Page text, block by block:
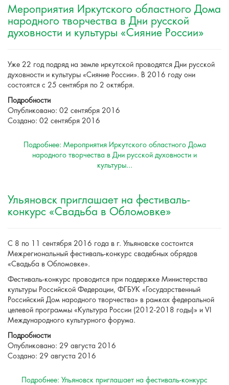
Мероприятия Иркутского областного Дома
народного творчества в Дни русской
духовности и культуры «Сияние России»
Уже 22 год подряд на земле иркутской проводятся Дни русской
духовности и культуры «Сияние России». В 2016 году они
состоятся с 25 сентября по 2 октября.
Подробности
Опубликовано: 02 сентября 2016
Создано: 02 сентября 2016
Подробнее: Мероприятия Иркутского областного Дома
народного творчества в Дни русской духовности и
культуры...
Ульяновск приглашает на фестиваль-
конкурс «Свадьба в Обломовке»
С 8 по 11 сентября 2016 года в г. Ульяновске состоится
Межрегиональный фестиваль-конкурс свадебных обрядов
«Свадьба в Обломовке».
Фестиваль-конкурс проводится при поддержке Министерства
культуры Российской Федерации, ФГБУК «Государственный
Российский Дом народного творчества» в рамках федеральной
целевой программы «Культура России (2012-2018 годы)» и VI
Международного культурного форума.
Подробности
Опубликовано: 29 августа 2016
Создано: 29 августа 2016
Подробнее: Ульяновск приглашает на фестиваль-конкурс